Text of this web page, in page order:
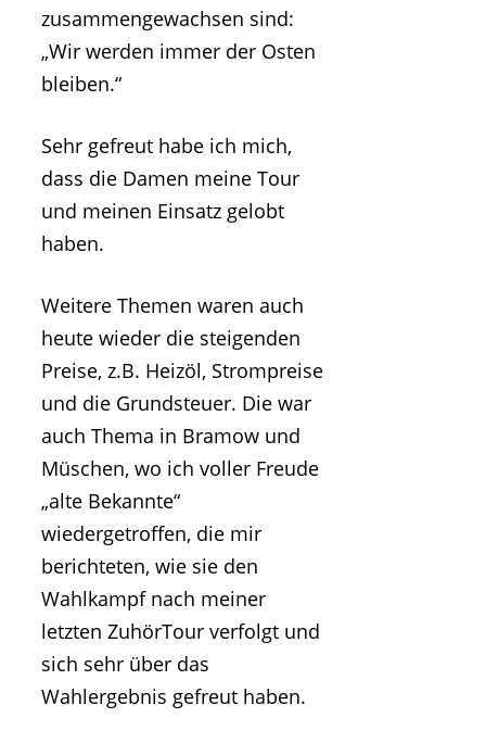
zusammengewachsen sind:
„Wir werden immer der Osten
bleiben.“
Sehr gefreut habe ich mich,
dass die Damen meine Tour
und meinen Einsatz gelobt
haben.
Weitere Themen waren auch
heute wieder die steigenden
Preise, z.B. Heizöl, Strompreise
und die Grundsteuer. Die war
auch Thema in Bramow und
Müschen, wo ich voller Freude
„alte Bekannte“
wiedergetroffen, die mir
berichteten, wie sie den
Wahlkampf nach meiner
letzten ZuhörTour verfolgt und
sich sehr über das
Wahlergebnis gefreut haben.